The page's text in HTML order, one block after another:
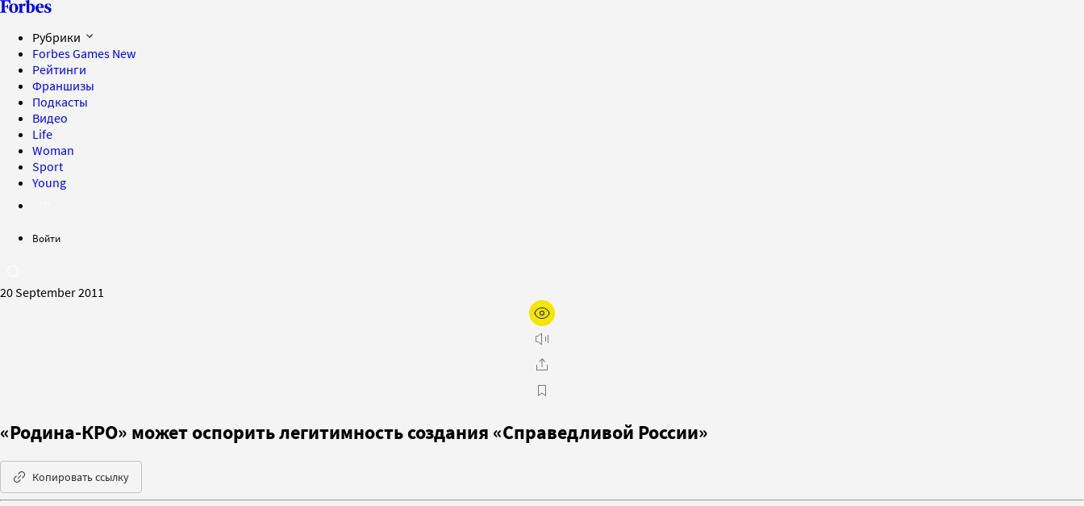
Рубрики
Forbes Games New
Рейтинги
Франшизы
Подкасты
Видео
Life
Woman
Sport
Young
Войти
20 September 2011
«Родина-КРО» может оспорить легитимность создания «Справедливой России»
Копировать ссылку